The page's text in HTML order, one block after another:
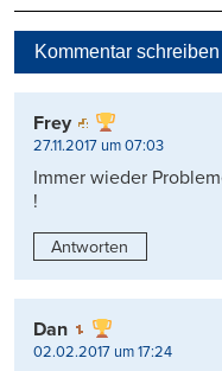
Kommentar schreiben
Frey
27.11.2017 um 07:03
Immer wieder
!
Antworten
Dan
02.02.2017 um 17:24